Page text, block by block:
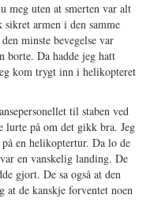
meg uten at smerten var alt
armen i den samme
minste bevegelse var
borte. Da hadde jeg hatt
kom trygt inn i helikopteret
til staben ved
på om det gikk bra. Jeg
en helikoptertur. Da lo de
en vanskelig landing. De
gjort. De sa også at den
de kanskje forventet noen